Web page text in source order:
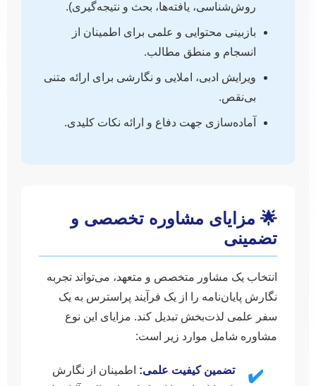
روش‌شناسی، یافته‌ها، بحث و نتیجه‌گیری).
بازبینی محتوایی و علمی برای اطمینان از
انسجام و منطق مطالب.
ویرایش ادبی، املایی و نگارشی برای ارائه متنی
بی‌نقص.
آماده‌سازی جهت دفاع و ارائه نکات کلیدی.
🌟 مزایای مشاوره تخصصی و
تضمینی
انتخاب یک مشاور متخصص و متعهد، می‌تواند تجربه
نگارش پایان‌نامه را از یک فرآیند پراسترس به یک
سفر علمی لذت‌بخش تبدیل کند. مزایای این نوع
مشاوره شامل موارد زیر است:
✔️ تضمین کیفیت علمی: اطمینان از نگارش